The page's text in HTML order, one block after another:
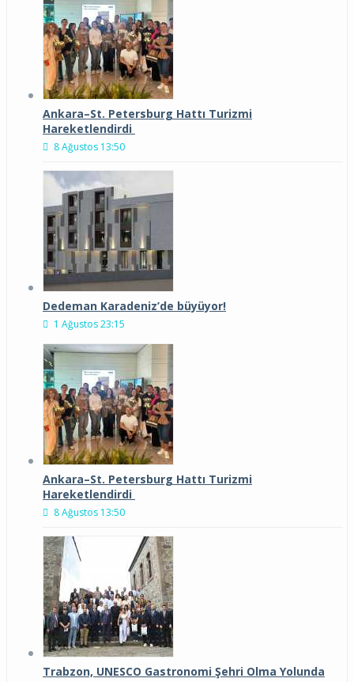
Ankara–St. Petersburg Hattı Turizmi
Hareketlendirdi
8 Ağustos 13:50
Dedeman Karadeniz’de büyüyor!
1 Ağustos 23:15
Ankara–St. Petersburg Hattı Turizmi
Hareketlendirdi
8 Ağustos 13:50
Trabzon, UNESCO Gastronomi Şehri Olma Yolunda